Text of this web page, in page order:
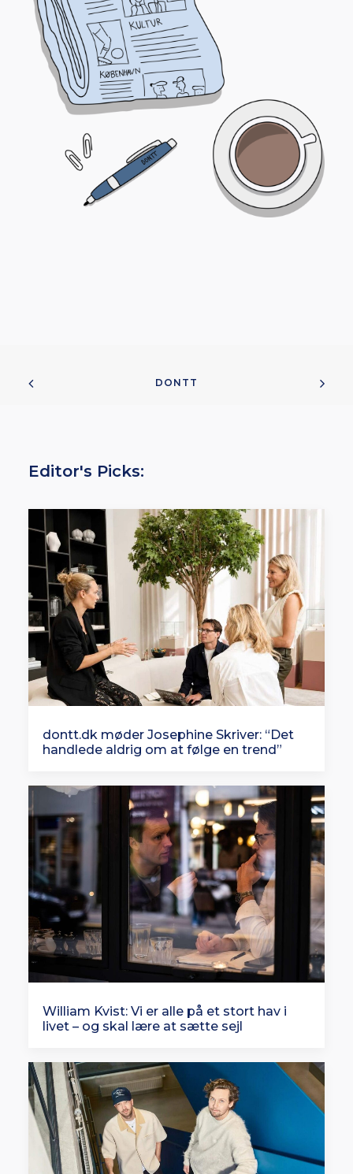
DONTT
Editor's Picks:
dontt.dk møder Josephine Skriver: “Det
handlede aldrig om at følge en trend”
William Kvist: Vi er alle på et stort hav i
livet – og skal lære at sætte sejl